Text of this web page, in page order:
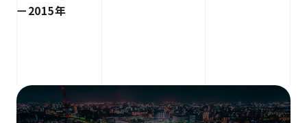
2015年